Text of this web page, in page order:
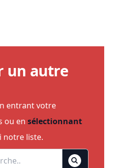
coeurs
un autre
entrant votre
ou en sélectionnant
notre liste.